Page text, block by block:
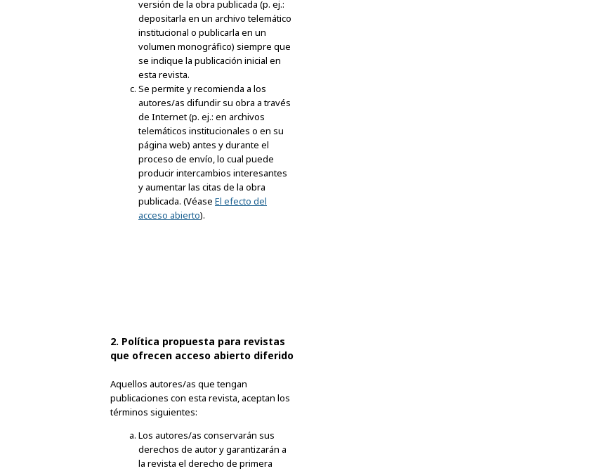
versión de la obra publicada (p. ej.:
depositarla en un archivo telemático
institucional o publicarla en un
volumen monográfico) siempre que
se indique la publicación inicial en
esta revista.
Se permite y recomienda a los
autores/as difundir su obra a través
de Internet (p. ej.: en archivos
telemáticos institucionales o en su
página web) antes y durante el
proceso de envío, lo cual puede
producir intercambios interesantes
y aumentar las citas de la obra
publicada. (Véase El efecto del
acceso abierto).
2. Política propuesta para revistas
que ofrecen acceso abierto diferido
Aquellos autores/as que tengan
publicaciones con esta revista, aceptan los
términos siguientes:
Los autores/as conservarán sus
derechos de autor y garantizarán a
la revista el derecho de primera